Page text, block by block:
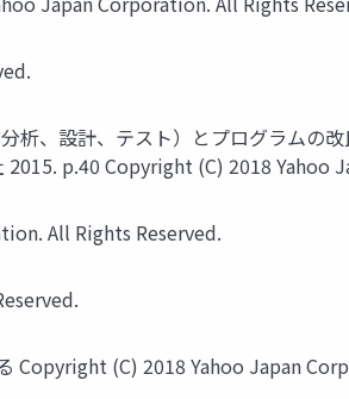
、設計、テスト）とプログラムの
p.40 Copyright (C) 2018 Yahoo
All Rights Reserved.
Copyright (C) 2018 Yahoo Japan